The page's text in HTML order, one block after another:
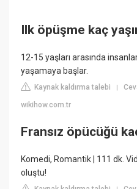
Ilk öpüşme kaç
12-15 yaşları arasında
yaşamaya başlar.
Kaynak kaldırma talebi |
wikihow.com.tr
Fransız öpücüğü
Komedi, Romantik | 111 dk.
oluştu!